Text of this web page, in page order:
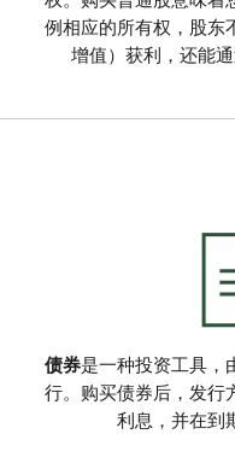
例相应的所有权，股东
增值）获利，还能
债券是一种投资工具，
行。购买债券后，发行
利息，并在到